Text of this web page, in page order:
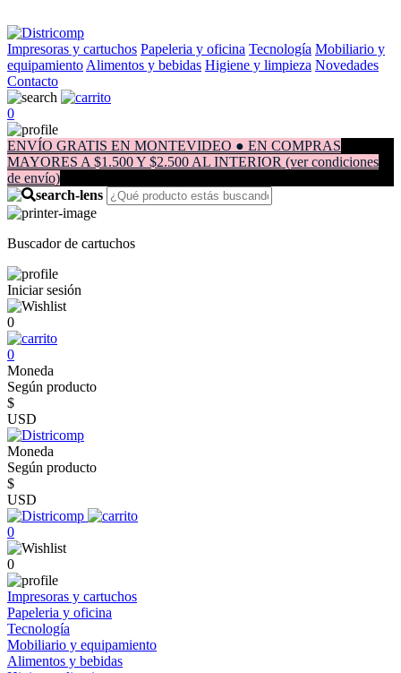
Impresoras y cartuchos Papeleria y oficina Tecnología Mobiliario y
equipamiento Alimentos y bebidas Higiene y limpieza Novedades
Contacto
0
ENVÍO GRATIS EN MONTEVIDEO ● EN COMPRAS
MAYORES A $1.500 Y $2.500 AL INTERIOR (ver condiciones
de envío)
Buscador de cartuchos
Iniciar sesión
0
0
Moneda
Según producto
$
USD
Moneda
Según producto
$
USD
0
0
Impresoras y cartuchos
Papeleria y oficina
Tecnología
Mobiliario y equipamiento
Alimentos y bebidas